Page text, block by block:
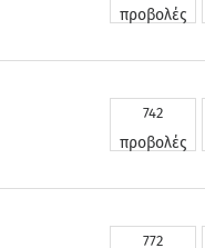
προβολές
742
προβολές
772